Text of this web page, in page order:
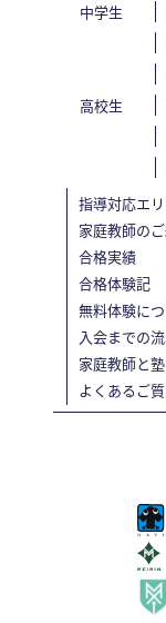
中学生
高校生
指導対応エ
家庭教師の
合格実績
合格体験記
無料体験に
入会までの
家庭教師と
よくあるご